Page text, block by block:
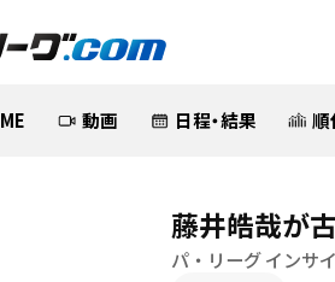
動画 日程・結果 順
藤井皓哉が
パ・リーグ インサ